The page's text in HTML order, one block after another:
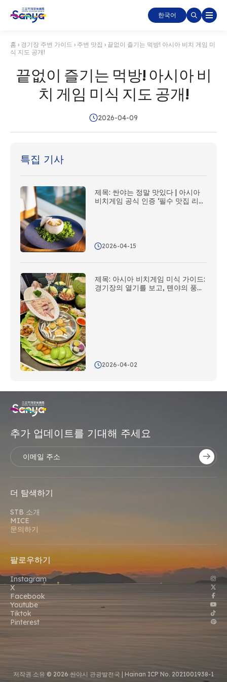
한국어
홈 › 경기장 주변 가이드 › 주변 맛집 › 끝없이 즐기는 먹방! 아시아 비치 게임 미
식 지도 공개!
끝없이 즐기는 먹방! 아시아 비
치 게임 미식 지도 공개!
2026-04-09
특집 기사
제목: 싼야는 정말 맛있다 | 아시아
비치게임 공식 인증 ‘필수 맛집 리스
2026-04-15
제목: 아시아 비치게임 미식 가이드:
경기장의 열기를 보고, 톈야의 풍미
2026-04-02
추가 업데이트를 기대해 주세요
더 탐색하기
STB 소개
MICE
문의하기
팔로우하기
Instagram
X
Facebook
Youtube
Tiktok
Pinterest
저작권 소유 © 2026 싼야시 관광발전국 | Hainan ICP No. 2021001938-1